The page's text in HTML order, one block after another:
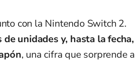
con la Nintendo Switch 2.
unidades y, hasta la fecha,
, una cifra que sorprende a